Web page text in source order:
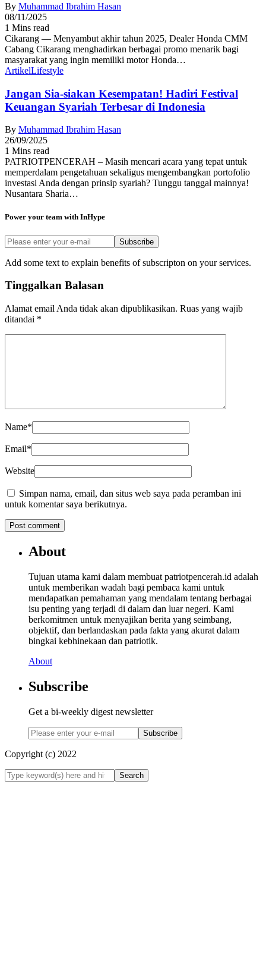
By Muhammad Ibrahim Hasan
08/11/2025
1 Mins read
Cikarang — Menyambut akhir tahun 2025, Dealer Honda CMM
Cabang Cikarang menghadirkan berbagai promo menarik bagi
masyarakat yang ingin memiliki motor Honda…
ArtikelLifestyle
Jangan Sia-siakan Kesempatan! Hadiri Festival
Keuangan Syariah Terbesar di Indonesia
By Muhammad Ibrahim Hasan
26/09/2025
1 Mins read
PATRIOTPENCERAH – Masih mencari acara yang tepat untuk
memperdalam pengetahuan sekaligus mengembangkan portofolio
investasi Anda dengan prinsip syariah? Tunggu tanggal mainnya!
Nusantara Sharia…
Power your team with InHype
Subscribe
Add some text to explain benefits of subscripton on your services.
Tinggalkan Balasan
Alamat email Anda tidak akan dipublikasikan. Ruas yang wajib
ditandai *
Name*
Email*
Website
Simpan nama, email, dan situs web saya pada peramban ini
untuk komentar saya berikutnya.
About
Tujuan utama kami dalam membuat patriotpencerah.id adalah
untuk memberikan wadah bagi pembaca kami untuk
mendapatkan pemahaman yang mendalam tentang berbagai
isu penting yang terjadi di dalam dan luar negeri. Kami
berkomitmen untuk menyajikan berita yang seimbang,
objektif, dan berlandaskan pada fakta yang akurat dalam
bingkai kebhinekaan dan patriotik.
About
Subscribe
Get a bi-weekly digest newsletter
Subscribe
Copyright (c) 2022